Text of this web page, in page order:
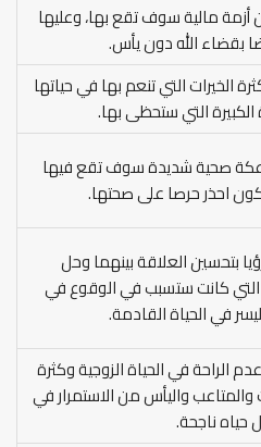
أزمة مالية سوف تقع بها، وعليها
بقضاء الله دون يأس.
الخيرات التي تنعم بها في حياتها
التي ستحظى بها.
صحية شديدة سوف تقع فيها
احذر حرصا على صحتها.
بتحسين العلاقة بينهما وحل
كانت ستسبب في الوقوع في
في الحياة القادمة.
الراحة في الحياة الزوجية وكثرة
واليأس من الاستمرار في
حياه ناجحة.